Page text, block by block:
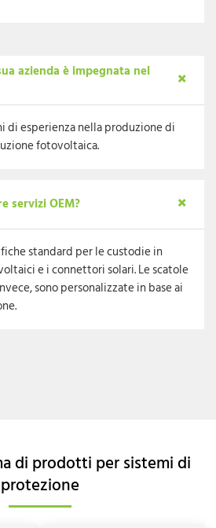
azienda è impegnata nel
di esperienza nella produzione di
fotovoltaica.
servizi OEM?
standard per le custodie in
e i connettori solari. Le scatole
sono personalizzate in base ai
di prodotti per sistemi di
protezione